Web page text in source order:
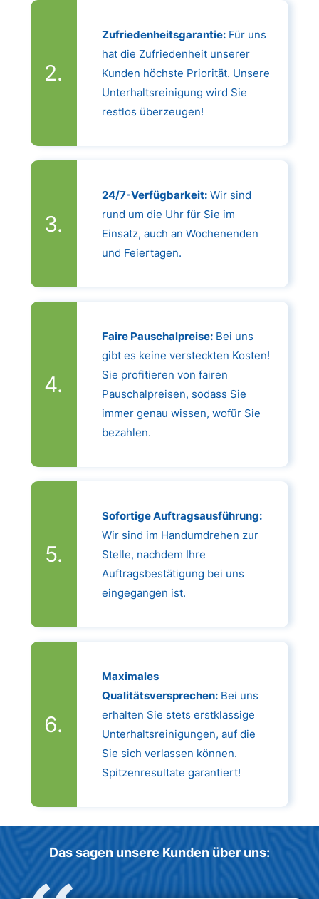
Zufriedenheitsgarantie:Für uns
hat die Zufriedenheit unserer
Kunden höchste Priorität. Unsere
Unterhaltsreinigung wird Sie
restlos überzeugen!
24/7-Verfügbarkeit:Wir sind
rund um die Uhr für Sie im
Einsatz, auch an Wochenenden
und Feiertagen.
Faire Pauschalpreise:Bei uns
gibt es keine versteckten Kosten!
Sie profitieren von fairen
Pauschalpreisen, sodass Sie
immer genau wissen, wofür Sie
bezahlen.
Sofortige Auftragsausführung:
Wir sind im Handumdrehen zur
Stelle, nachdem Ihre
Auftragsbestätigung bei uns
eingegangen ist.
Maximales
Qualitätsversprechen:Bei uns
erhalten Sie stets erstklassige
Unterhaltsreinigungen, auf die
Sie sich verlassen können.
Spitzenresultate garantiert!
Das sagen unsere Kunden über uns: